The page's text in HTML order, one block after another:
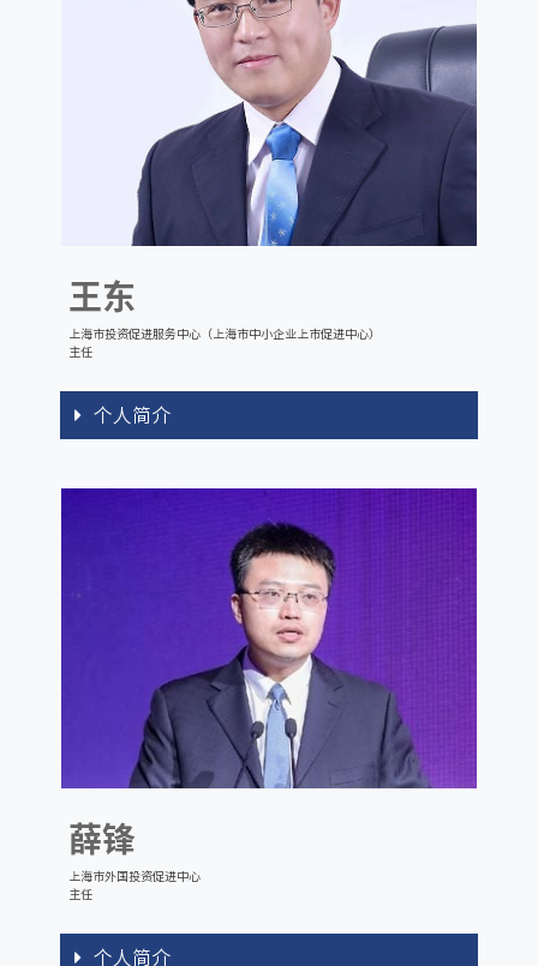
王东
上海市投资促进服务中心（上海市中小企业上市促进中心）
主任
个人简介
薛锋
上海市外国投资促进中心
主任
个人简介